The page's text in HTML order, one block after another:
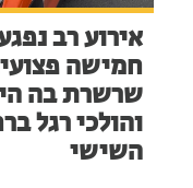
אירוע רב
חמישה
שרשרת בה
והולכי רגל
השישי